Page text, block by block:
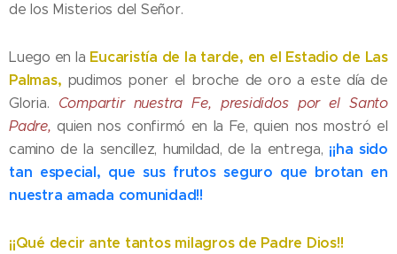
de los Misterios del Señor.
Luego en la Eucaristía de la tarde, en el Estadio de Las
Palmas, pudimos poner el broche de oro a este día de
Gloria. Compartir nuestra Fe, presididos por el Santo
Padre,quien nos confirmó en la Fe, quien nos mostró el
camino de la sencillez, humildad, de la entrega, ¡¡ha sido
tan especial, que sus frutos seguro que brotan en
nuestra amada comunidad!!
¡¡Qué decir ante tantos milagros de Padre Dios!!